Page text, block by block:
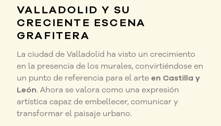
VALLADOLID Y SU
CRECIENTE ESCENA
GRAFITERA
La ciudad de Valladolid ha visto un crecimiento
en la presencia de los murales, convirtiéndose en
un punto de referencia para el arte en Castilla y
León. Ahora se valora como una expresión
artística capaz de embellecer, comunicar y
transformar el paisaje urbano.